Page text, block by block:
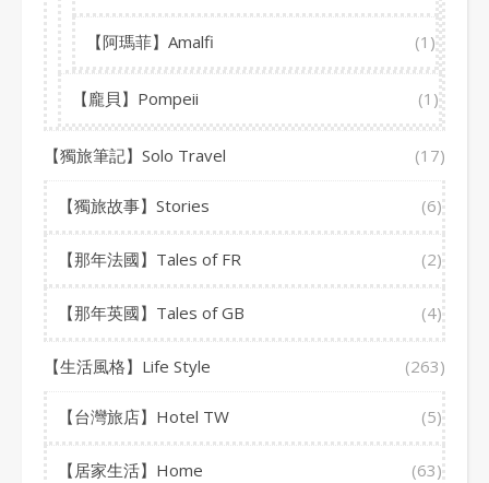
【阿瑪菲】Amalfi (1)
【龐貝】Pompeii (1)
【獨旅筆記】Solo Travel (17)
【獨旅故事】Stories (6)
【那年法國】Tales of FR (2)
【那年英國】Tales of GB (4)
【生活風格】Life Style (263)
【台灣旅店】Hotel TW (5)
【居家生活】Home (63)